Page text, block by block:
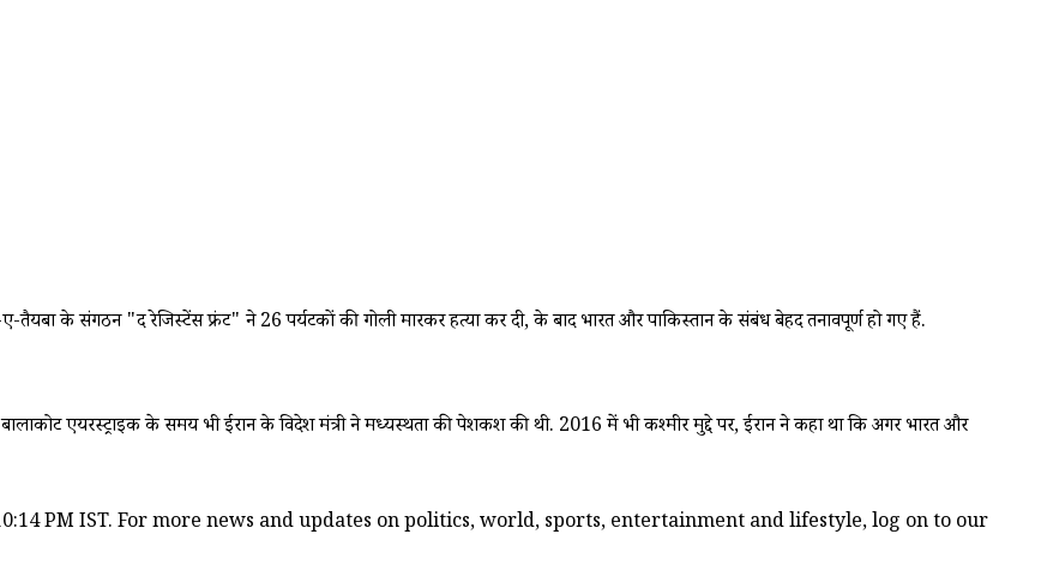
के संगठन "द रेजिस्टेंस फ्रंट" ने 26 पर्यटकों की गोली मारकर हत्या कर दी, के बाद भारत और पाकिस्तान के संबंध बेहद तनावपूर्ण हो गए हैं.
एयरस्ट्राइक के समय भी ईरान के विदेश मंत्री ने मध्यस्थता की पेशकश की थी. 2016 में भी कश्मीर मुद्दे पर, ईरान ने कहा था कि अगर भारत और
PM IST. For more news and updates on politics, world, sports, entertainment and lifestyle, log on to our